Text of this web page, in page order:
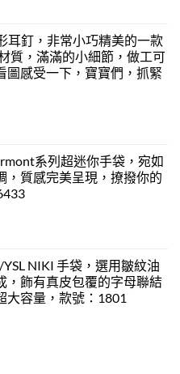
耳釘，非常小巧精美的一款
質，滿滿的小細節，做工可
圖感受一下，寶寶們，抓緊
系列超迷你手袋，宛如
，質感完美呈現，撩撥你的
YSL NIKI 手袋，選用皺紋油
，飾有真皮包覆的字母聯結
大容量，款號：1801